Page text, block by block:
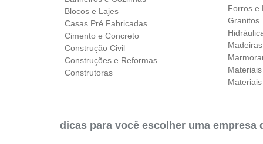
Blocos e Lajes
Casas Pré Fabricadas
Cimento e Concreto
Construção Civil
Construções e Reformas
Construtoras
Forros e
Granitos
dicas para você escolher uma empresa